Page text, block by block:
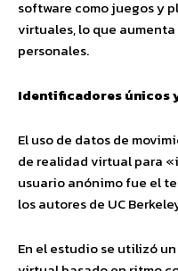
software como juegos y
virtuales, lo que
personales.
Identificadores únicos
El uso de datos de
de realidad virtual para
usuario anónimo fue el
los autores de UC
En el estudio se utilizó